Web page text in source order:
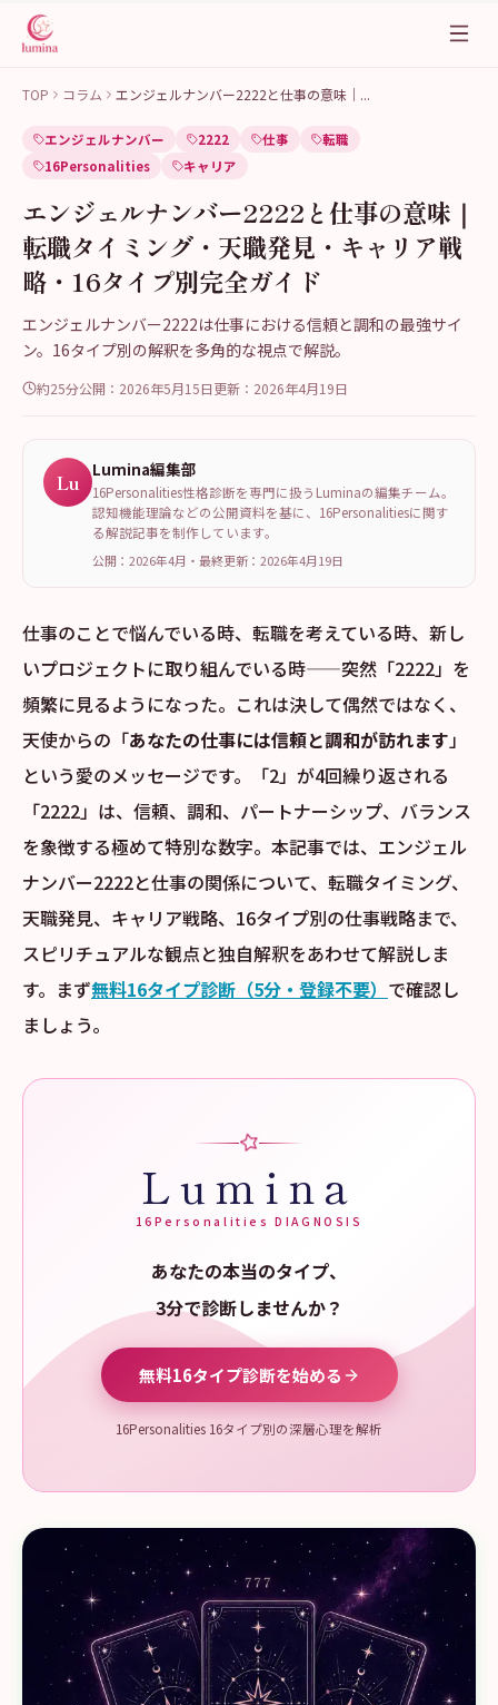
TOP コラム エンジェルナンバー2222と仕事の意味｜ ...
エンジェルナンバー 2222 仕事
転職
16Personalities
キャリア
エンジェルナンバー2222と仕事の意味｜
転職タイミング・天職発見・キャリア戦
略・16タイプ別完全ガイド
エンジェルナンバー2222は仕事における信頼と調和の最強サイ
ン。16タイプ別の解釈を多角的な視点で解説。
約25分公開： 2026年5月15日更新： 2026年4月19日
Lu Lumina編集部
16Personalities性格診断を専門に扱うLuminaの編集チーム。
認知機能理論などの公開資料を基に、16Personalitiesに関す
る解説記事を制作しています。
公開：2026年4月 ・ 最終更新： 2026年4月19日
仕事のことで悩んでいる時、転職を考えている時、新し
いプロジェクトに取り組んでいる時——突然「2222」を
頻繁に見るようになった。これは決して偶然ではなく、
天使からの「あなたの仕事には信頼と調和が訪れます」
という愛のメッセージです。「2」が4回繰り返される
「2222」は、信頼、調和、パートナーシップ、バランス
を象徴する極めて特別な数字。本記事では、エンジェル
ナンバー2222と仕事の関係について、転職タイミング、
天職発見、キャリア戦略、16タイプ別の仕事戦略まで、
スピリチュアルな観点と独自解釈をあわせて解説しま
す。まず無料16タイプ診断（5分・登録不要） で確認し
ましょう。
Lumina
16Personalities DIAGNOSIS
あなたの本当のタイプ、
3分で診断しませんか？
無料16タイプ診断を始める
16Personalities 16タイプ別の深層心理を解析